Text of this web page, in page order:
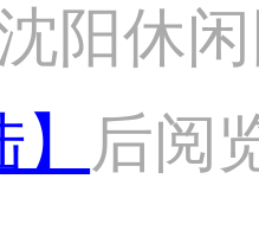
阳休
后阅